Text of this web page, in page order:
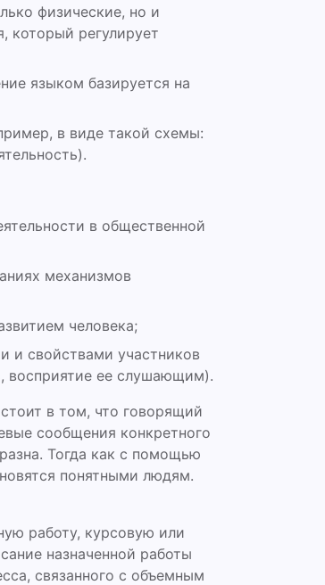
физические, но и
который регулирует
языком базируется на
в виде такой схемы:
в общественной
механизмов
человека;
и свойствами участников
восприятие ее слушающим).
в том, что говорящий
сообщения конкретного
Тогда как с помощью
понятными людям.
работу, курсовую или
назначенной работы
связанного с объемным